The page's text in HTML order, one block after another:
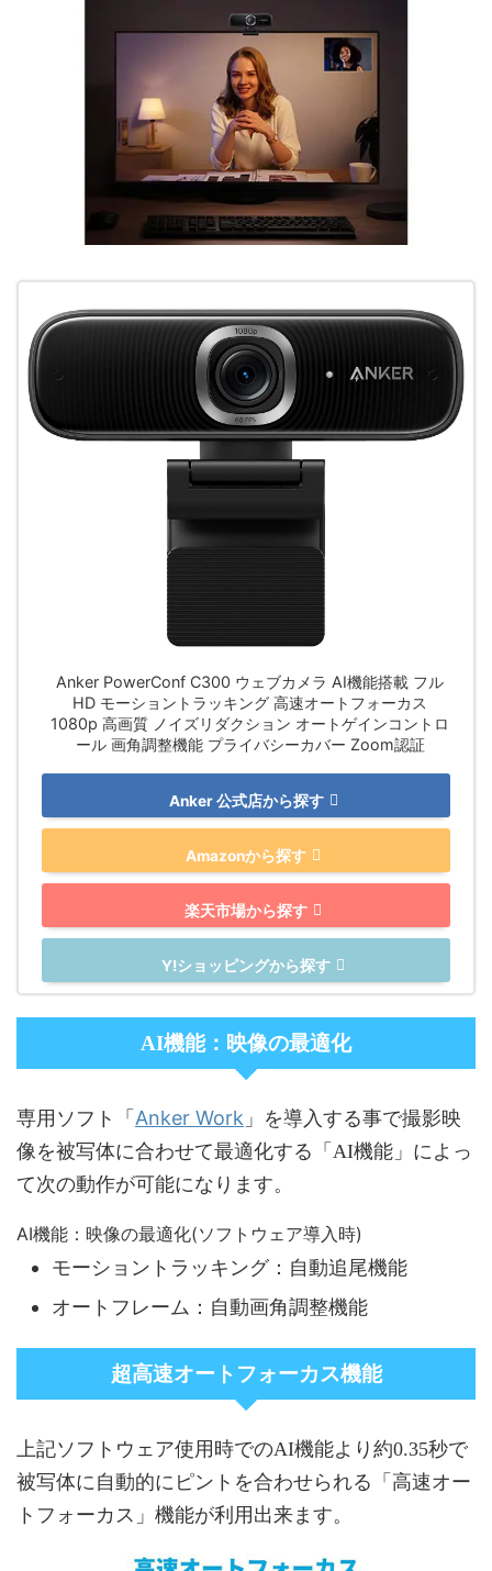
Anker PowerConf C300 ウェブカメラ AI機能搭載 フル
HD モーショントラッキング 高速オートフォーカス
1080p 高画質 ノイズリダクション オートゲインコントロ
ール 画角調整機能 プライバシーカバー Zoom認証
Anker 公式店から探す
Amazonから探す
楽天市場から探す
Y!ショッピングから探す
AI機能：映像の最適化
専用ソフト「 Anker Work 」を導入する事で撮影映
像を被写体に合わせて最適化する「AI機能」によっ
て次の動作が可能になります。
AI機能：映像の最適化(ソフトウェア導入時)
モーショントラッキング：自動追尾機能
オートフレーム：自動画角調整機能
超高速オートフォーカス機能
上記ソフトウェア使用時でのAI機能より約0.35秒で
被写体に自動的にピントを合わせられる「高速オー
トフォーカス」機能が利用出来ます。